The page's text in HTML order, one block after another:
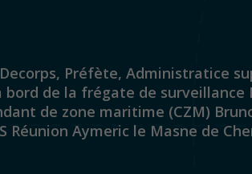
Préfète, Administratice
bord de la frégate de surveillance
de zone maritime (CZM)
Réunion Aymeric le Masne de